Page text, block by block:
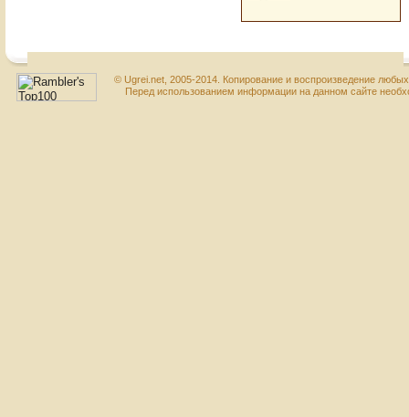
© Ugrei.net, 2005-2014. Копирование и воспроизведение
Перед использованием информации на данном сайте